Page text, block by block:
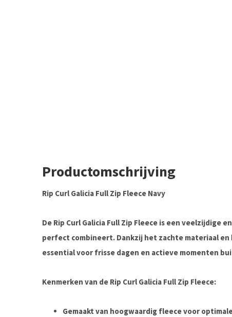
Productomschrijving
Rip Curl Galicia Full Zip Fleece Navy
De Rip Curl Galicia Full Zip Fleece is een
perfect combineert. Dankzij het zachte materiaal
essential voor frisse dagen en actieve momenten
Kenmerken van de Rip Curl Galicia Full Zip Fleece:
Gemaakt van hoogwaardig fleece voor